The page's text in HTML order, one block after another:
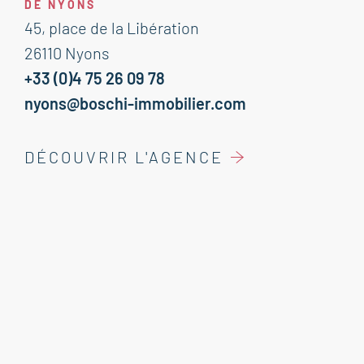
DE NYONS
45, place de la Libération
26110 Nyons
+33 (0)4 75 26 09 78
nyons@boschi-immobilier.com
DÉCOUVRIR L'AGENCE